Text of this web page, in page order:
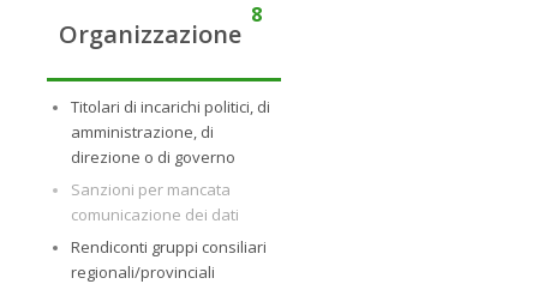
8
Organizzazione
Titolari di incarichi politici, di
amministrazione, di
direzione o di governo
Sanzioni per mancata
comunicazione dei dati
Rendiconti gruppi consiliari
regionali/provinciali